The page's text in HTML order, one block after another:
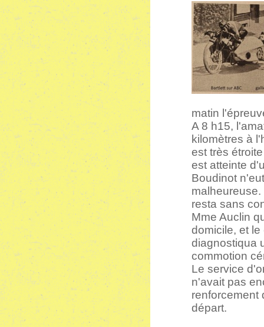
matin
A 8 h15,
kilomètres à
est très
est atteinte
Boudinot
resta sans
Mme Auclin
domicile, et
diagnostiqua
commotion
Le service
n'avait pas
renforcement
départ.